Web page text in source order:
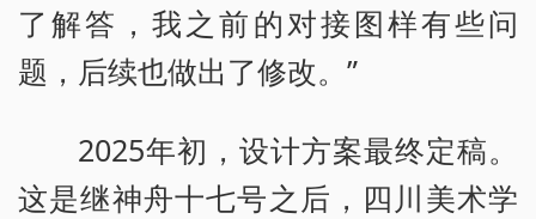
了解答，我之前的对接图样有些问
题，后续也做出了修改。”
2025年初，设计方案最终定稿。
这是继神舟十七号之后，四川美术学